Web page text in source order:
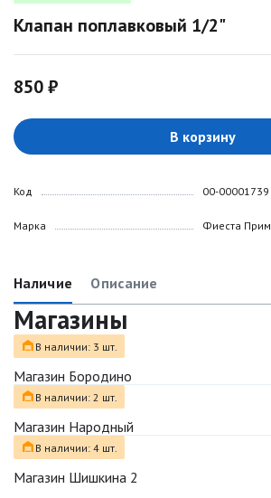
Клапан поплавковый 1/2"
850 ₽
В корзину
Код
Марка
00-00001739
Фиеста Прим
Наличие Описание
Магазины
В наличии: 3 шт.
Магазин Бородино
В наличии: 2 шт.
Магазин Народный
В наличии: 4 шт.
Магазин Шишкина 2